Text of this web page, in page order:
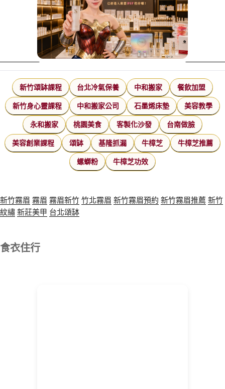
新竹頌缽課程 台北冷氣保養 中和搬家 餐飲加盟
新竹身心靈課程 中和搬家公司 石墨烯床墊 美容教學
永和搬家 桃園美食 客製化沙發 台南做臉
美容創業課程 頌缽 基隆抓漏 牛樟芝 牛樟芝推薦
螺螄粉 牛樟芝功效
新竹霧眉 霧眉 霧眉新竹竹北霧眉 新竹霧眉預約 新竹霧眉推薦 新竹
紋繡新莊美甲 台北頌缽
食衣住行